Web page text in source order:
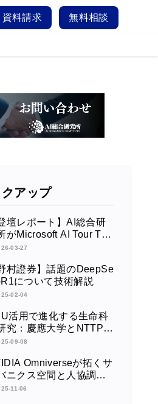
資料請求 無料相談
クアップ
壇レポート】AI総合研
がMicrosoft AI Tour Tok
発表 ― Azure OpenAI
ェント構築
03-27
村證券】話題のDeepSe
について技術解説
02-04
活用で進化する生命科
究：慶應大学とNTTPC
り組みインタビュー
09-08
Omniverseが拓くサ
ニクス空間と人協調型
ティクスの未来：筑波
11-06